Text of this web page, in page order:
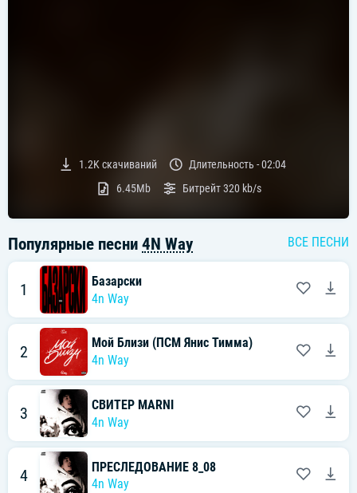
1.2Kскачиваний Длительность -02:04
6.45Mb
Битрейт320 kb/s
Популярные песни 4N Way ВСЕ ПЕСНИ
1
Базарски
4n Way
2
Мой Близи (ПСМ Янис Тимма)
4n Way
3
СВИТЕР MARNI
4n Way
4
ПРЕСЛЕДОВАНИЕ 8_08
4n Way